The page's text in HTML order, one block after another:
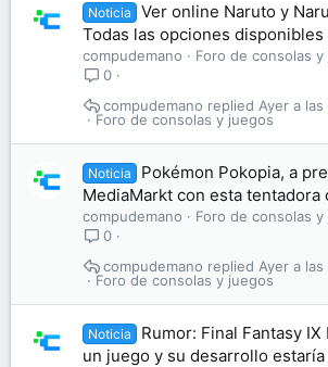
Noticia
Ver online Naruto y
Todas las opciones disponibles
compudemano
Foro de consolas y
0
Foro de consolas y juegos
Ayer a
compudemano
Noticia
Pokémon Pokopia, a
MediaMarkt con esta tentadora
compudemano
Foro de consolas y
0
Foro de consolas y juegos
Ayer a las
compudemano
Noticia
Rumor: Final Fantasy
un juego y su desarrollo estaría